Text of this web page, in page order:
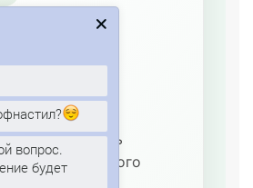
геометрия
перекрыть
площадь
сложного
вопрос.
будет